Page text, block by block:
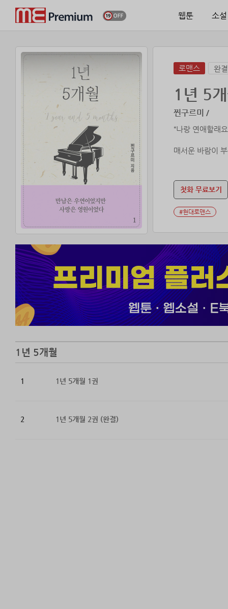
웹툰 소설
로맨스 완결
1년 5
찐구르미 /
“나랑 연애할래
매서운 바람이
앙상하게 메마
“딱 1년 5개월만
“왜 하필 나예요
“당신에게 반해
거절하려고 했
?애써 웃는 저
“미안해요. 정말
첫화 무료보기
#현대로맨스
1년 5개월
1 1년 5개월 1권
2 1년 5개월 2권 (완결)